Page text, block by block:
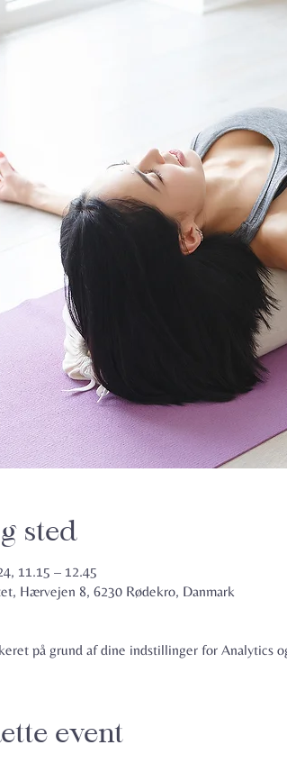
sted
11.15 – 12.45
Hærvejen 8, 6230 Rødekro, Danmark
på grund af dine indstillinger for Analytics
event